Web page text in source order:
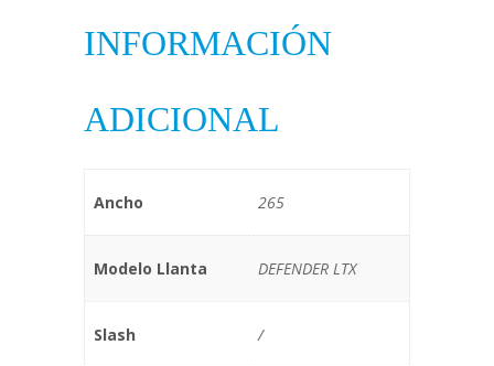
INFORMACIÓN
ADICIONAL
Ancho 265
Modelo Llanta DEFENDER LTX
Slash /